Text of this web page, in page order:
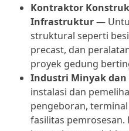
Kontraktor
Infrastruktur—
struktural seperti
precast, dan
proyek gedung
Industri Minyak dan
instalasi dan
pengeboran,
fasilitas